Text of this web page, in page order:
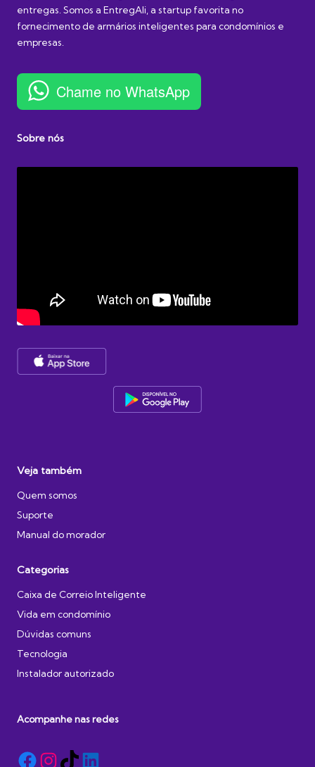
entregas. Somos a EntregAli, a startup favorita no
fornecimento de armários inteligentes para condomínios e
empresas.
Chame no WhatsApp
Sobre nós
Veja também
Quem somos
Suporte
Manual do morador
Categorias
Caixa de Correio Inteligente
Vida em condomínio
Dúvidas comuns
Tecnologia
Instalador autorizado
Acompanhe nas redes
Facebook
Instagram
TikTokLinkedIn